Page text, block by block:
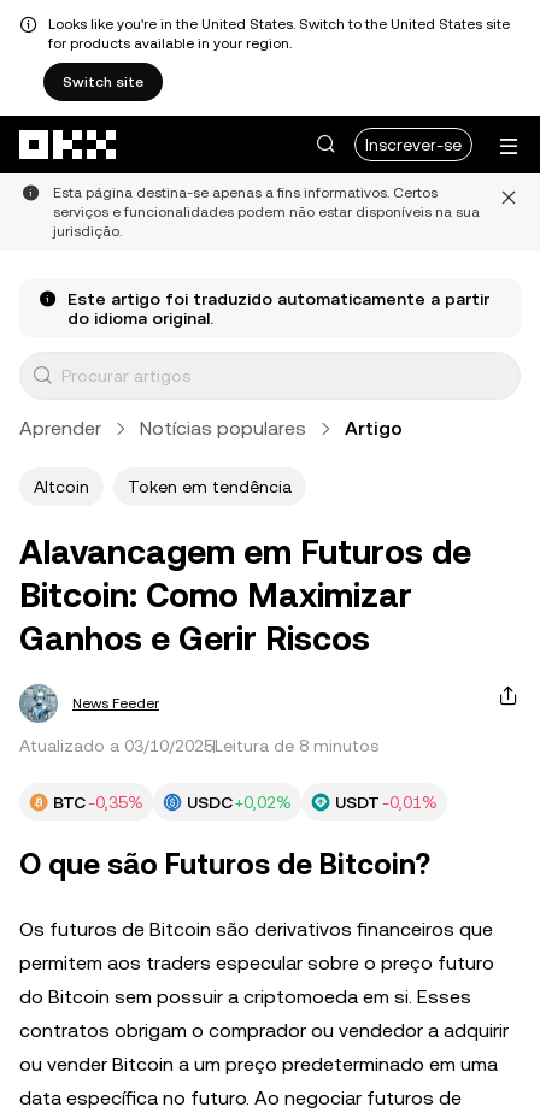
Looks like you're in the United States. Switch to the United States site
for products available in your region.
Switch site
Inscrever-se
Esta página destina-se apenas a fins informativos. Certos
serviços e funcionalidades podem não estar disponíveis na sua
jurisdição.
Este artigo foi traduzido automaticamente a partir
do idioma original.
Aprender Notícias populares Artigo
Altcoin Token em tendência
Alavancagem em Futuros de
Bitcoin: Como Maximizar
Ganhos e Gerir Riscos
News Feeder
Atualizado a 03/10/2025Leitura de 8 minutos
BTC-0,35% USDC+0,02% USDT-0,01%
O que são Futuros de Bitcoin?
Os futuros de Bitcoin são derivativos financeiros que
permitem aos traders especular sobre o preço futuro
do Bitcoin sem possuir a criptomoeda em si. Esses
contratos obrigam o comprador ou vendedor a adquirir
ou vender Bitcoin a um preço predeterminado em uma
data específica no futuro. Ao negociar futuros de